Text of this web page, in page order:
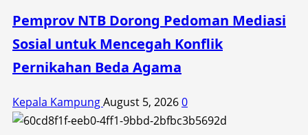
Pemprov NTB Dorong Pedoman Mediasi
Sosial untuk Mencegah Konflik
Pernikahan Beda Agama
Kepala KampungAugust 5, 20260